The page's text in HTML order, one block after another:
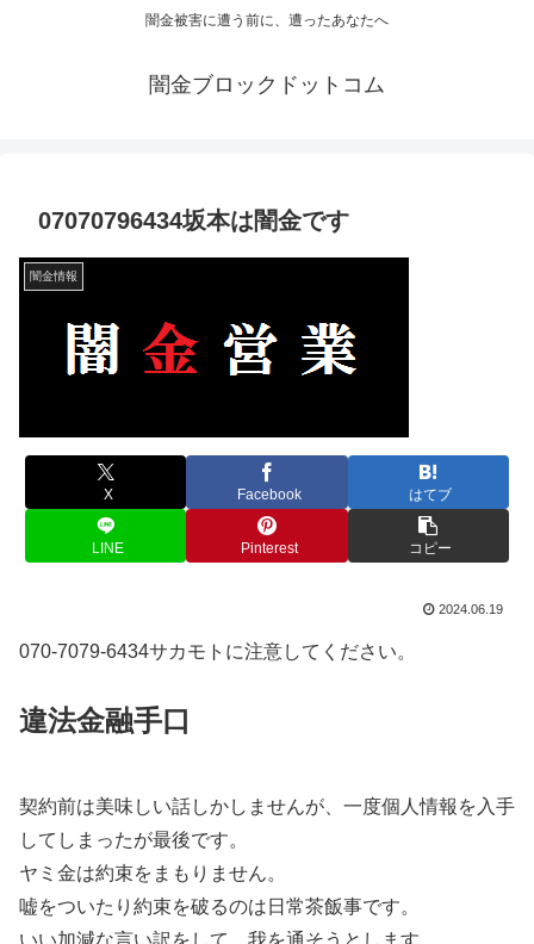
闇金被害に遭う前に、遭ったあなたへ
闇金ブロックドットコム
07070796434坂本は闇金です
闇金情報
X Facebook はてブ
LINE Pinterest コピー
2024.06.19
070-7079-6434サカモトに注意してください。
違法金融手口
契約前は美味しい話しかしませんが、一度個人情報を入手
してしまったが最後です。
ヤミ金は約束をまもりません。
嘘をついたり約束を破るのは日常茶飯事です。
いい加減な言い訳をして、我を通そうとします。